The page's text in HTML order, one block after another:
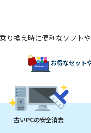
り換え時に便利なソフト
お得なセット
古いPCの安全消去